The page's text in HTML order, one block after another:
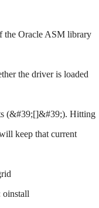
the Oracle ASM library
the driver is loaded
(&#39;[]&#39;). Hitting
keep that current
oinstall